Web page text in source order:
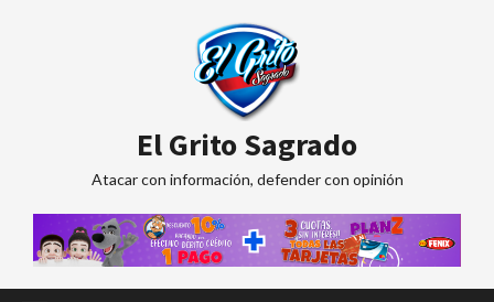
El Grito Sagrado
Atacar con información, defender con opinión